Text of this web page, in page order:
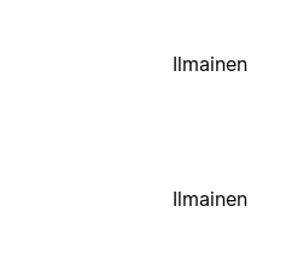
Ilmainen
Ilmainen